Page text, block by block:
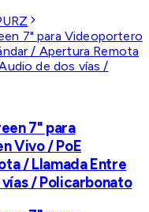
7" para
Vivo / PoE
/ Llamada Entre
/ Policarbonato